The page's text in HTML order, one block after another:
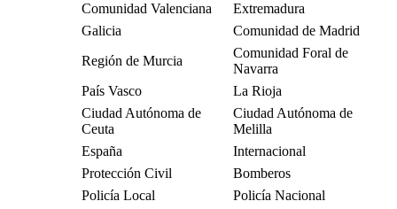
Comunidad Valenciana
Extremadura
Galicia
Comunidad de Madrid
Región de Murcia
Comunidad Foral de
Navarra
País Vasco
La Rioja
Ciudad Autónoma de
Ceuta
Ciudad Autónoma de
Melilla
España
Internacional
Protección Civil
Bomberos
Policía Local
Policía Nacional